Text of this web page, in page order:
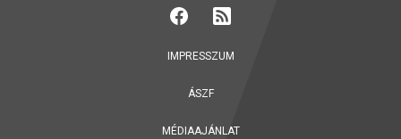
IMPRESSZUM
ÁSZF
MÉDIAAJÁNLAT